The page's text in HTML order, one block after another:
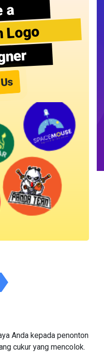
a
Logo
Anda kepada penonton
cukur yang mencolok.